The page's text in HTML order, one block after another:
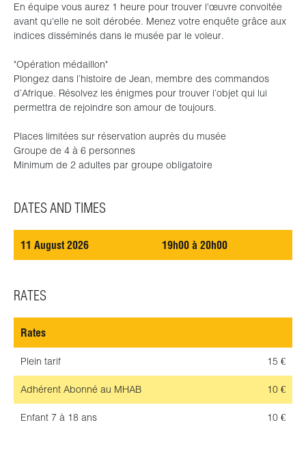
En équipe vous aurez 1 heure pour trouver l'œuvre convoitée
avant qu'elle ne soit dérobée. Menez votre enquête grâce aux
indices disséminés dans le musée par le voleur.
"Opération médaillon"
Plongez dans l’histoire de Jean, membre des commandos
d’Afrique. Résolvez les énigmes pour trouver l’objet qui lui
permettra de rejoindre son amour de toujours.
Places limitées sur réservation auprès du musée
Groupe de 4 à 6 personnes
Minimum de 2 adultes par groupe obligatoire
DATES AND TIMES
11 August 2026 19h00 à 20h00
RATES
Rates
Plein tarif 15 €
Adhérent Abonné au MHAB 10 €
Enfant 7 à 18 ans 10 €